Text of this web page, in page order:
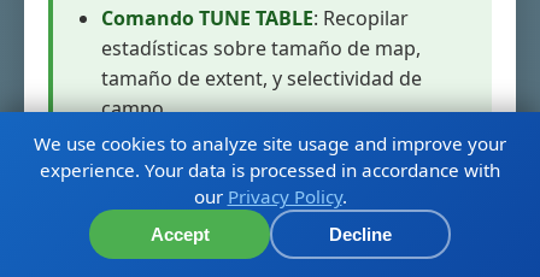
Comando TUNE TABLE: Recopilar
estadísticas sobre tamaño de map,
tamaño de extent, y selectividad de
campo
Datos representativos: Ejecutar en
tablas pobladas con distribución de
datos similar a producción
Optimización de plan de consulta
We use cookies to analyze site usage and improve your
experience. Your data is processed in accordance with
our Privacy Policy.
Accept Decline